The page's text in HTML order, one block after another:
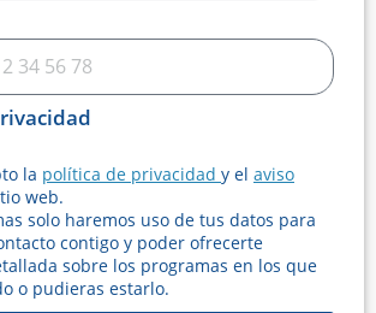
la política de privacidad y el aviso
web.
solo haremos uso de tus datos para
contigo y poder ofrecerte
sobre los programas en los que
o pudieras estarlo.